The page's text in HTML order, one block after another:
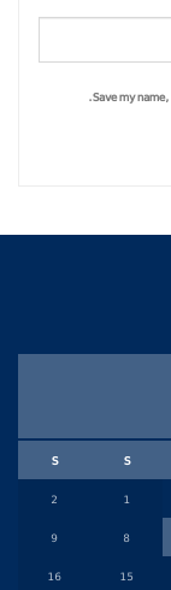
Save my
S
S
1
2
8
9
15
16